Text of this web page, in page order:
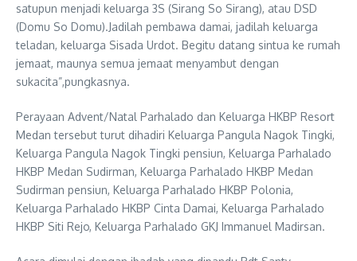
satupun menjadi keluarga 3S (Sirang So Sirang), atau DSD
(Domu So Domu).Jadilah pembawa damai, jadilah keluarga
teladan, keluarga Sisada Urdot. Begitu datang sintua ke rumah
jemaat, maunya semua jemaat menyambut dengan
sukacita”,pungkasnya.
Perayaan Advent/Natal Parhalado dan Keluarga HKBP Resort
Medan tersebut turut dihadiri Keluarga Pangula Nagok Tingki,
Keluarga Pangula Nagok Tingki pensiun, Keluarga Parhalado
HKBP Medan Sudirman, Keluarga Parhalado HKBP Medan
Sudirman pensiun, Keluarga Parhalado HKBP Polonia,
Keluarga Parhalado HKBP Cinta Damai, Keluarga Parhalado
HKBP Siti Rejo, Keluarga Parhalado GKJ Immanuel Madirsan.